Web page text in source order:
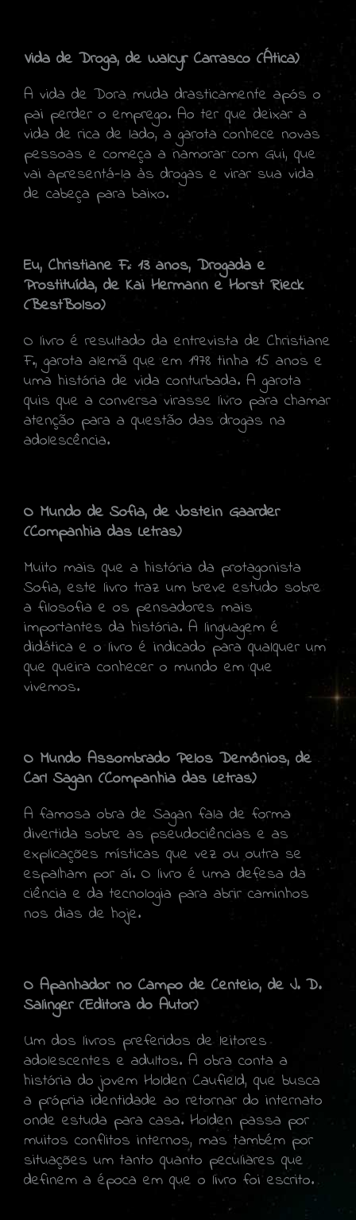
Vida de Droga, de Walcyr Carrasco (Ática)
A vida de Dora muda drasticamente após o
pai perder o emprego. Ao ter que deixar a
vida de rica de lado, a garota conhece novas
pessoas e começa a namorar com Gui, que
vai apresentá-la às drogas e virar sua vida
de cabeça para baixo.
Eu, Christiane F.: 13 anos, Drogada e
Prostituída, de Kai Hermann e Horst Rieck
(BestBolso)
O livro é resultado da entrevista de Christiane
F., garota alemã que em 1978 tinha 15 anos e
uma história de vida conturbada. A garota
quis que a conversa virasse livro para chamar
atenção para a questão das drogas na
adolescência.
O Mundo de Sofia, de Jostein Gaarder
(Companhia das Letras)
Muito mais que a história da protagonista
Sofia, este livro traz um breve estudo sobre
a filosofia e os pensadores mais
importantes da história. A linguagem é
didática e o livro é indicado para qualquer um
que queira conhecer o mundo em que
vivemos.
O Mundo Assombrado Pelos Demônios, de
Carl Sagan (Companhia das Letras)
A famosa obra de Sagan fala de forma
divertida sobre as pseudociências e as
explicações místicas que vez ou outra se
espalham por aí. O livro é uma defesa da
ciência e da tecnologia para abrir caminhos
nos dias de hoje.
O Apanhador no Campo de Centeio, de J. D.
Salinger (Editora do Autor)
Um dos livros preferidos de leitores
adolescentes e adultos. A obra conta a
história do jovem Holden Caufield, que busca
a própria identidade ao retornar do internato
onde estuda para casa. Holden passa por
muitos conflitos internos, mas também por
situações um tanto quanto peculiares que
definem a época em que o livro foi escrito.